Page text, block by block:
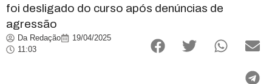
foi desligado do curso após denúncias de
agressão
Da Redação
19/04/2025
11:03